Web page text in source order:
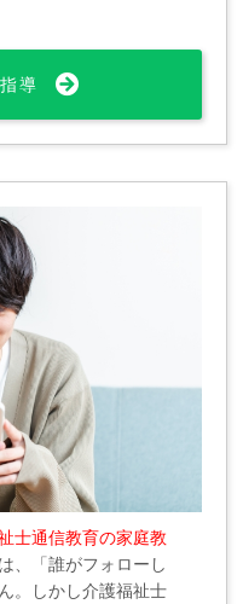
導
士通信教育の家庭教
、「誰がフォローし
。しかし介護福祉士